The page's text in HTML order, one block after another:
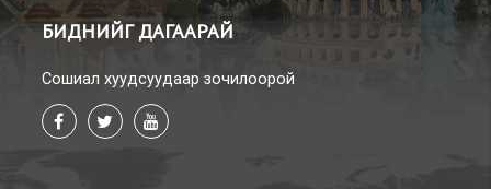
БИДНИЙГДАГААРАЙ
Сошиал хуудсуудаар зочилоорой